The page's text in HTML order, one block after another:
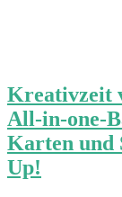
Kreativzeit
All-in-one-
Karten und
Up!